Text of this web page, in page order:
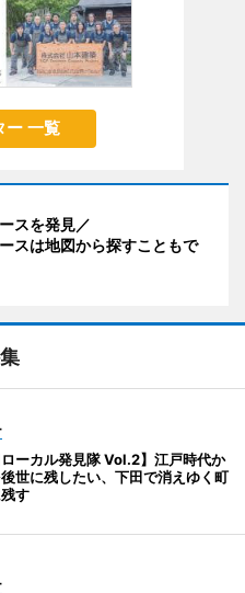
ー 一覧
スを発見／
スは地図から探すこともで
ローカル発見隊 Vol.2】江戸時代か
世に残したい、下田で消えゆく町
す